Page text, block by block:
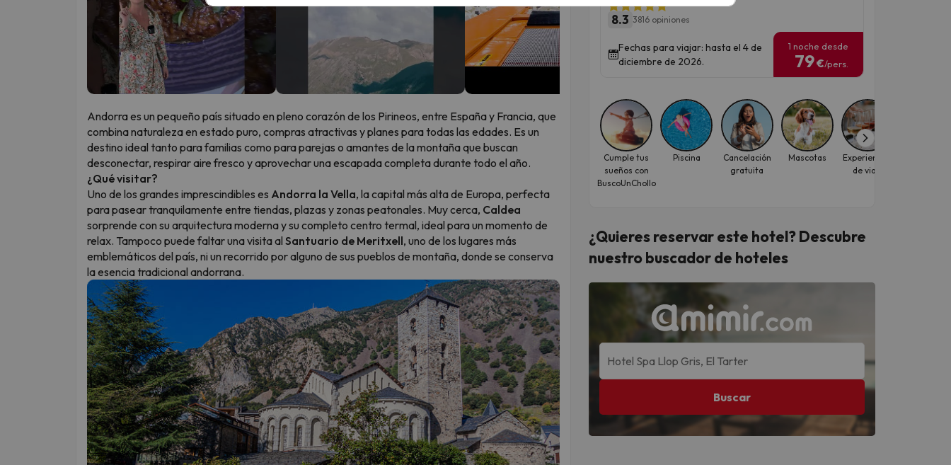
Andorra es un pequeño país situado en pleno corazón de los Pirineos, entre España y Francia, que
combina naturaleza en estado puro, compras atractivas y planes para todas las edades. Es un
destino ideal tanto para familias como para parejas o amantes de la montaña que buscan
desconectar, respirar aire fresco y aprovechar una escapada completa durante todo el año.
¿Qué visitar?
Uno de los grandes imprescindibles es Andorra la Vella, la capital más alta de Europa, perfecta
para pasear tranquilamente entre tiendas, plazas y zonas peatonales. Muy cerca, Caldea
sorprende con su arquitectura moderna y su completo centro termal, ideal para un momento de
relax. Tampoco puede faltar una visita al Santuario de Meritxell, uno de los lugares más
emblemáticos del país, ni un recorrido por alguno de sus pueblos de montaña, donde se conserva
la esencia tradicional andorrana.
8.3 3816 opiniones
Fechas para viajar: hasta el 4 de
diciembre de 2026.
1 noche desde
79€/pers.
Cumple tus
sueños con
BuscoUnChollo
Piscina
Cancelación
gratuita
Mascotas
Experiencias
de viaje
¿Quieres reservar este hotel? Descubre
nuestro buscador de hoteles
Buscar